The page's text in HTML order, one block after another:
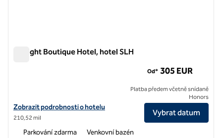
DeLight Boutique Hotel, hotel SLH
Zobrazit podrobnosti o hotelu DeLight Boutique Hotel, hotel SLH
Zobrazit podrobnosti o hotelu
210,52 mil
Od* 305 EUR
Platba předem včetně snídaně
Honors
Vybrat datum
Parkování zdarma Venkovní bazén